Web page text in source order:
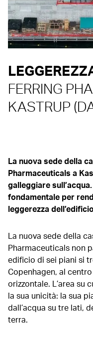
FERRING
KASTRUP
La nuova sede della
Pharmaceuticals a
galleggiare
fondamentale per
leggerezza
La nuova sede della
Pharmaceuticals non
edificio di sei piani si
Copenhagen, al
orizzontale. L’area su
la sua unicità: la sua
dall’acqua su tre lati,
terra.